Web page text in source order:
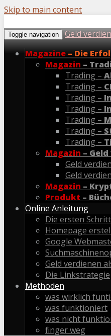
Skip to main content
Toggle navigation
Geld
Magazine – Die
Magazin –
Trading –
Trading –
Trading –
Trading –
Trading –
Trading –
Trading –
Magazin –
Geld
Geld
Magazin –
Produkt –
Online Anleitung
Die ersten
Homepage
Google
Geld verdienen
Die Linkstrategie
Methoden
was wirklich
was funktioniert
was nicht
finger weg